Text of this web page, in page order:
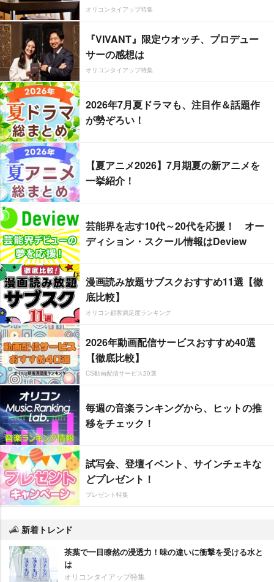
オリコンタイアップ特集
『VIVANT』限定ウオッチ、プロデュー
サーの感想は
オリコンタイアップ特集
2026年7月夏ドラマも、注目作＆話題作
が勢ぞろい！
【夏アニメ2026】7月期夏の新アニメを
一挙紹介！
芸能界を志す10代～20代を応援！ オー
ディション・スクール情報はDeview
漫画読み放題サブスクおすすめ11選【徹
底比較】
オリコン顧客満足度ランキング
2026年動画配信サービスおすすめ40選
【徹底比較】
CS動画配信サービス20選
毎週の音楽ランキングから、ヒットの推
移をチェック！
試写会、登壇イベント、サインチェキな
どプレゼント！
プレゼント特集
新着トレンド
茶葉で一目瞭然の浸透力！味の違いに衝撃を受ける水と
は
オリコンタイアップ特集